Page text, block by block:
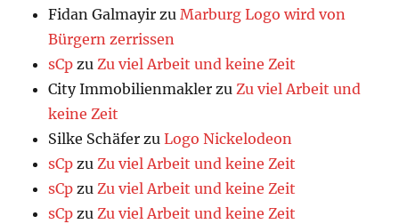
Fidan Galmayir zuMarburg Logo wird von
Bürgern zerrissen
sCp zuZu viel Arbeit und keine Zeit
City Immobilienmakler zuZu viel Arbeit und
keine Zeit
Silke Schäfer zuLogo Nickelodeon
sCp zuZu viel Arbeit und keine Zeit
sCp zuZu viel Arbeit und keine Zeit
sCp zuZu viel Arbeit und keine Zeit